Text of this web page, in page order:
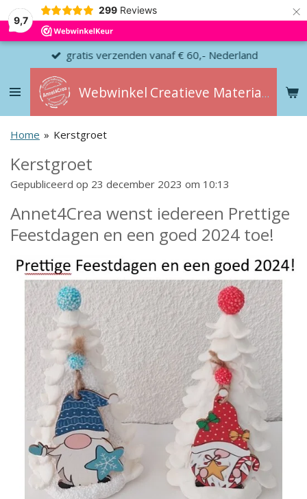
9,7
299 Reviews ×
Webwinkel Creatieve Materialen
gratis verzenden vanaf € 60,- Nederland
Home » Kerstgroet
Kerstgroet
Gepubliceerd op 23 december 2023 om 10:13
Annet4Crea wenst iedereen Prettige
Feestdagen en een goed 2024 toe!